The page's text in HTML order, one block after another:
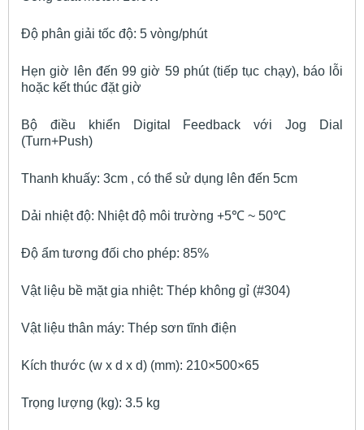
Độ phân giải tốc độ: 5 vòng/phút
Hẹn giờ lên đến 99 giờ 59 phút (tiếp tục chạy), báo lỗi
hoặc kết thúc đặt giờ
Bộ điều khiển Digital Feedback với Jog Dial
(Turn+Push)
Thanh khuấy: 3cm , có thể sử dụng lên đến 5cm
Dải nhiệt độ: Nhiệt độ môi trường +5℃ ~ 50℃
Độ ẩm tương đối cho phép: 85%
Vật liệu bề mặt gia nhiệt: Thép không gỉ (#304)
Vật liệu thân máy: Thép sơn tĩnh điện
Kích thước (w x d x d) (mm): 210×500×65
Trọng lượng (kg): 3.5 kg